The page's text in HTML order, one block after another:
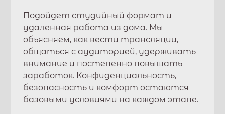
Подойдет студийный формат и
удаленная работа из дома. Мы
объясняем, как вести трансляции,
общаться с аудиторией, удерживать
внимание и постепенно повышать
заработок. Конфиденциальность,
безопасность и комфорт остаются
базовыми условиями на каждом этапе.